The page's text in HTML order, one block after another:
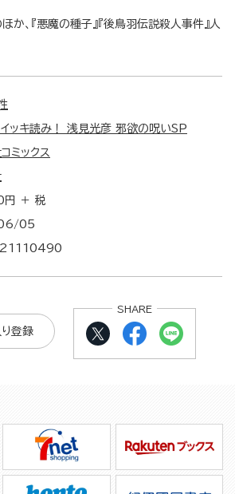
ほか、『悪魔の種子』『後鳥羽伝説殺人事件』人
ッキ読み！ 浅見光彦 邪欲の呪いSP
ミックス
円 ＋ 税
05
登録
SHARE